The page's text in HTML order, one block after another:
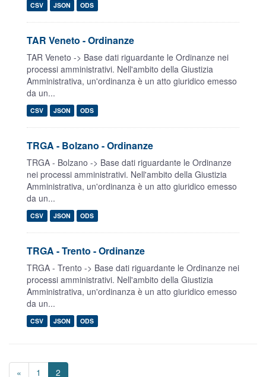
CSV JSON ODS
TAR Veneto - Ordinanze
TAR Veneto -> Base dati riguardante le Ordinanze nei
processi amministrativi. Nell'ambito della Giustizia
Amministrativa, un'ordinanza è un atto giuridico emesso
da un...
CSV JSON ODS
TRGA - Bolzano - Ordinanze
TRGA - Bolzano -> Base dati riguardante le Ordinanze
nei processi amministrativi. Nell'ambito della Giustizia
Amministrativa, un'ordinanza è un atto giuridico emesso
da un...
CSV JSON ODS
TRGA - Trento - Ordinanze
TRGA - Trento -> Base dati riguardante le Ordinanze nei
processi amministrativi. Nell'ambito della Giustizia
Amministrativa, un'ordinanza è un atto giuridico emesso
da un...
CSV JSON ODS
« 1 2